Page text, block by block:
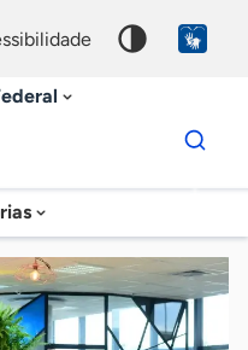
Dados
para
chave